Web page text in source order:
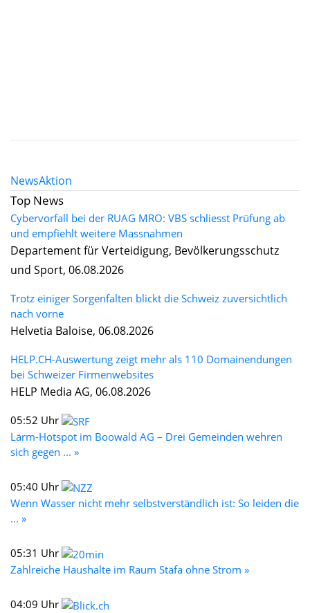
NewsAktion
Top News
Cybervorfall bei der RUAG MRO: VBS schliesst Prüfung ab
und empfiehlt weitere Massnahmen
Departement für Verteidigung, Bevölkerungsschutz
und Sport, 06.08.2026
Trotz einiger Sorgenfalten blickt die Schweiz zuversichtlich
nach vorne
Helvetia Baloise, 06.08.2026
HELP.CH-Auswertung zeigt mehr als 110 Domainendungen
bei Schweizer Firmenwebsites
HELP Media AG, 06.08.2026
05:52 Uhr
Lärm-Hotspot im Boowald AG – Drei Gemeinden wehren
sich gegen ... »
05:40 Uhr
Wenn Wasser nicht mehr selbstverständlich ist: So leiden die
... »
05:31 Uhr
Zahlreiche Haushalte im Raum Stäfa ohne Strom »
04:09 Uhr